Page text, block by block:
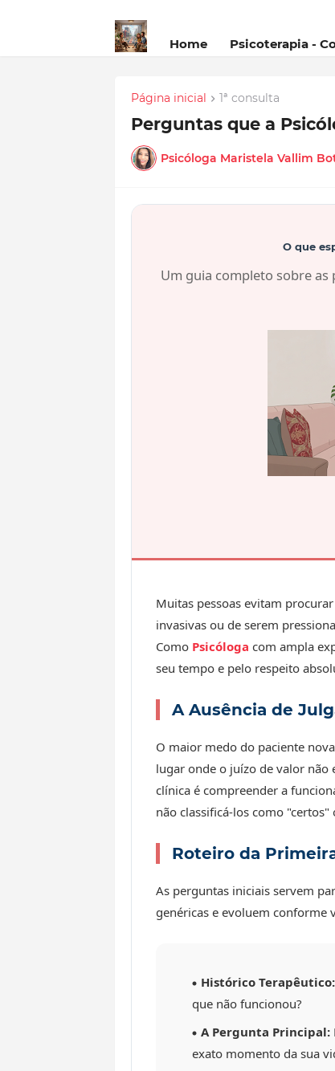
Home Psicoterapia -
Página inicial 1ª consulta
Perguntas que a
Psicóloga Maristela Vallim
O que
Um guia completo sobre
Muitas pessoas evitam
invasivas ou de serem
Como Psicóloga com ampla
seu tempo e pelo respeito
A Ausência de
O maior medo do paciente
lugar onde o juízo de valor
clínica é compreender a
não classificá-los como "certos"
Roteiro da
As perguntas iniciais servem
genéricas e evoluem conforme
Histórico Terapêutico:
que não funcionou?
A Pergunta Principal:
exato momento da sua